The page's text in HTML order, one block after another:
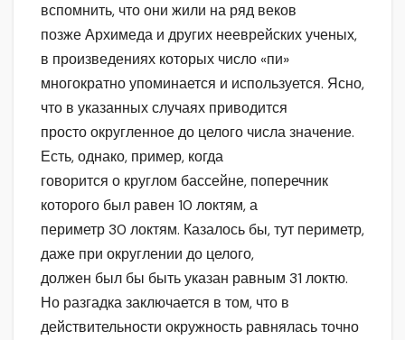
вспомнить, что они жили на ряд веков
позже Архимеда и других нееврейских ученых,
в произведениях которых число «пи»
многократно упоминается и используется. Ясно,
что в указанных случаях приводится
просто округленное до целого числа значение.
Есть, однако, пример, когда
говорится о круглом бассейне, поперечник
которого был равен 10 локтям, а
периметр 30 локтям. Казалось бы, тут периметр,
даже при округлении до целого,
должен был бы быть указан равным 31 локтю.
Но разгадка заключается в том, что в
действительности окружность равнялась точно